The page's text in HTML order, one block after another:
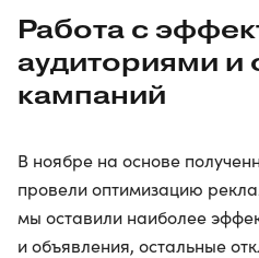
Работа с
аудиториями и
кампаний
В ноябре на основе
провели оптимизацию
мы оставили наиболее
и объявления, остальные